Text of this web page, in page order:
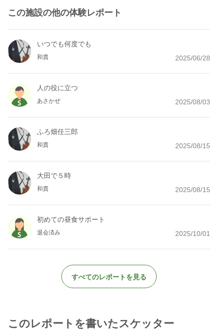
この施設の他の体験レポート
いつでも何度でも
和貴 2025/06/28
人の役に立つ
あさかぜ 2025/08/03
ふろ畑任三郎
和貴 2025/08/15
大田で５時
和貴 2025/08/15
初めての昼食サポート
退会済み 2025/10/01
すべてのレポートを見る
このレポートを書いたスケッター